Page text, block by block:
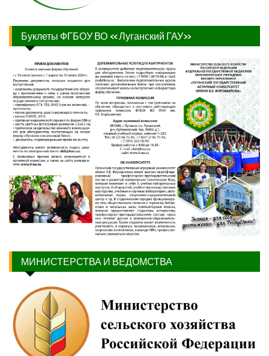
Буклеты ФГБОУ ВО «Луганский ГАУ»
МИНИСТЕРСТВА И ВЕДОМСТВА